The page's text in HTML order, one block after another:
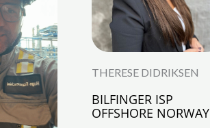
THERESE DIDRIKSEN
BILFINGER ISP
OFFSHORE NORWAY